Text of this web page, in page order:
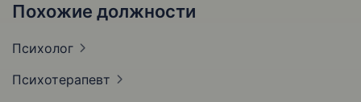
Похожие должности
Психолог
Психотерапевт